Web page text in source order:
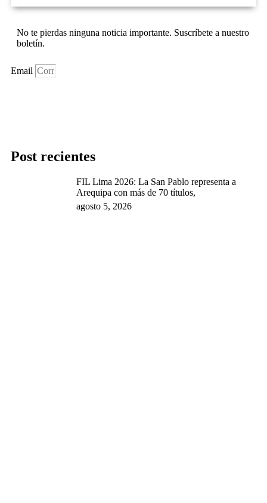
No te pierdas ninguna noticia importante. Suscríbete a nuestro
boletín.
Email
Post recientes
FIL Lima 2026: La San Pablo representa a
Arequipa con más de 70 títulos,
agosto 5, 2026